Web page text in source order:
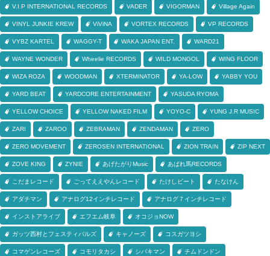
V.I.P INTERNATIONAL RECORDS VADER VIGORMAN Village Again
VINYL JUNKIE KREW ViViNA VORTEX RECORDS VP RECORDS
VYBZ KARTEL WAGGY-T WAKA JAPAN ENT. WARD21
WAYNE WONDER Wheelie RECORDS WILD MONGOL WING FLOOR
WIZA ROZA WOODMAN XTERMINATOR YA-LOW YABBY YOU
YARD BEAT YARDCORE ENTERTAINMENT YASUDA RYOMA
YELLOW CHOICE YELLOW NAKED FILM YOYO-C YUNG J.R MUSIC
ZARI ZAROO ZEBRAMAN ZENDAMAN ZERO
ZERO MOVEMENT ZEROSEN INTERNATIONAL ZION TRAIN ZIP NEXT
ZOVE KING ZYNIE あげたがりMusic あばれ馬RECORDS
こだまレコード ごってええやんレコード たけしビート たなけん
アダチマン アナログ12インチレコード アナログ７インチレコード
インストアライブ エフエム岐阜 オコジョNOW
ガッツ西村とフェスティバルズ キャノーズ コスガツヨシ
コマゲンレコーズ コモリタカシ シバキマン チムドンドン